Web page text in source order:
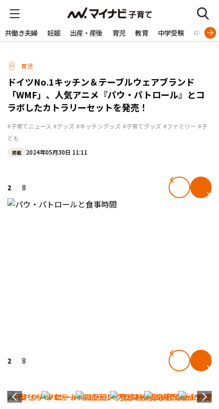
共働き夫婦 妊娠 出産・産後 育児 教育 中学受験 中学生
育児
ドイツNo.1キッチン＆テーブルウェアブランド
「WMF」、人気アニメ『パウ・パトロール』とコ
ラボしたカトラリーセットを発売！
#子育てニュース #グッズ #キッチングッズ #子育てグッズ #ファミリー #子
ども
掲載 2024年05月30日 11:11
2 8
2 8